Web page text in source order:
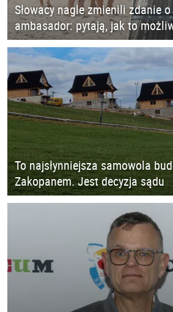
Słowacy nagle zmienili zdanie o
ambasador: pytają, jak to
To najsłynniejsza samowola
Zakopanem. Jest decyzja sądu